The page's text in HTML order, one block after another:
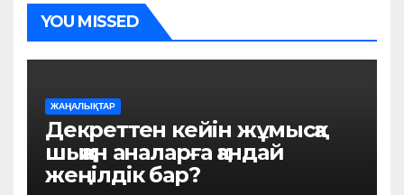
YOU MISSED
ЖАҢАЛЫҚТАР
Декреттен кейін жұмысқа
шыққан аналарға қандай
жеңілдік бар?